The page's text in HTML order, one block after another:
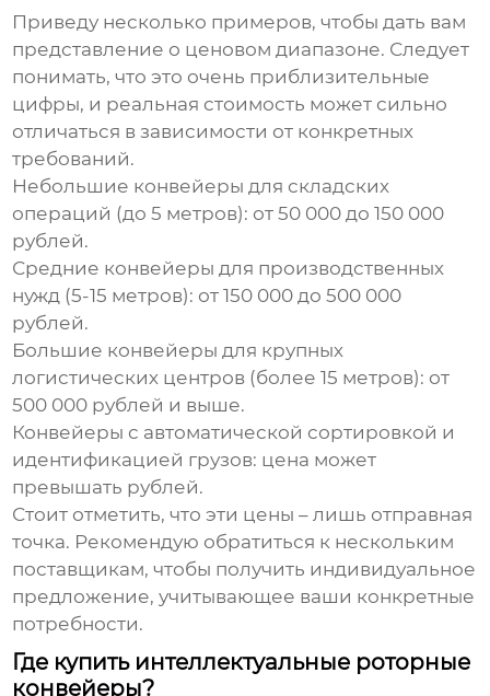
Приведу несколько примеров, чтобы дать вам
представление о ценовом диапазоне. Следует
понимать, что это очень приблизительные
цифры, и реальная стоимость может сильно
отличаться в зависимости от конкретных
требований.
Небольшие конвейеры для складских
операций (до 5 метров): от 50 000 до 150 000
рублей.
Средние конвейеры для производственных
нужд (5-15 метров): от 150 000 до 500 000
рублей.
Большие конвейеры для крупных
логистических центров (более 15 метров): от
500 000 рублей и выше.
Конвейеры с автоматической сортировкой и
идентификацией грузов: цена может
превышать рублей.
Стоит отметить, что эти цены – лишь отправная
точка. Рекомендую обратиться к нескольким
поставщикам, чтобы получить индивидуальное
предложение, учитывающее ваши конкретные
потребности.
Где купить интеллектуальные роторные
конвейеры?